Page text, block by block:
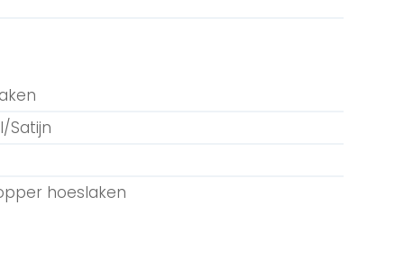
Satijn
hoeslaken